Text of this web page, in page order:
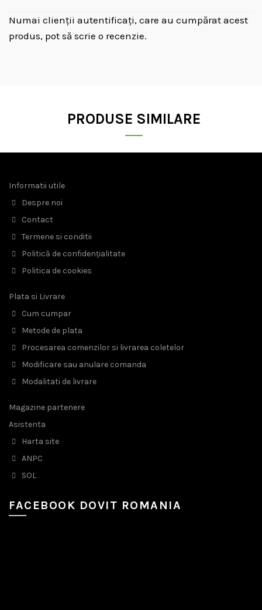
Numai clienții autentificați, care au cumpărat acest
produs, pot să scrie o recenzie.
PRODUSE SIMILARE
Informatii utile
Despre noi
Contact
Termene si conditii
Politică de confidențialitate
Politica de cookies
Plata si Livrare
Cum cumpar
Metode de plata
Procesarea comenzilor si livrarea coletelor
Modificare sau anulare comanda
Modalitati de livrare
Magazine partenere
Asistenta
Harta site
ANPC
SOL
FACEBOOK DOVIT ROMANIA